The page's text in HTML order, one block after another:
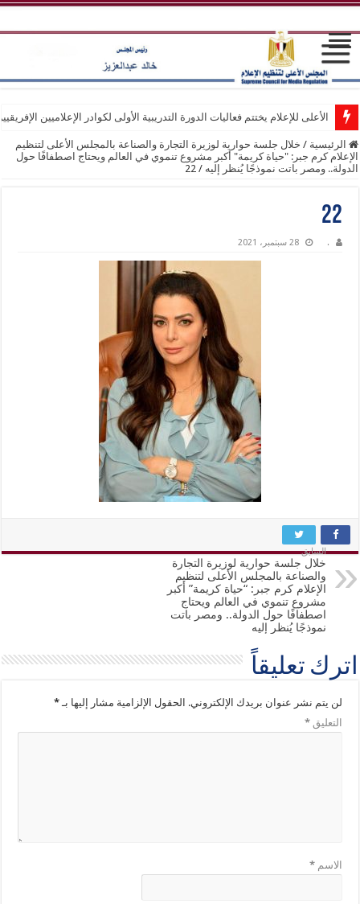
الأعلى للإعلام يختتم فعاليات الدورة التدريبية الأولى لكوادر الإعلاميين
الرئيسية / خلال جلسة حوارية لوزيرة التجارة والصناعة بالمجلس الأعلى لتنظيم
الإعلام كرم جبر: "حياة كريمة" أكبر مشروع تنموي في العالم ويحتاج اصطفافًا حول
الدولة.. ومصر باتت نموذجًا يُنظر إليه /
22
22
. 28 سبتمبر، 2021
السابق
خلال جلسة حوارية لوزيرة التجارة
والصناعة بالمجلس الأعلى لتنظيم
الإعلام كرم جبر: “حياة كريمة” أكبر
مشروع تنموي في العالم ويحتاج
اصطفافًا حول الدولة.. ومصر باتت
نموذجًا يُنظر إليه
اترك تعليقاً
لن يتم نشر عنوان بريدك الإلكتروني. الحقول الإلزامية مشار إليها بـ*
التعليق*
الاسم*